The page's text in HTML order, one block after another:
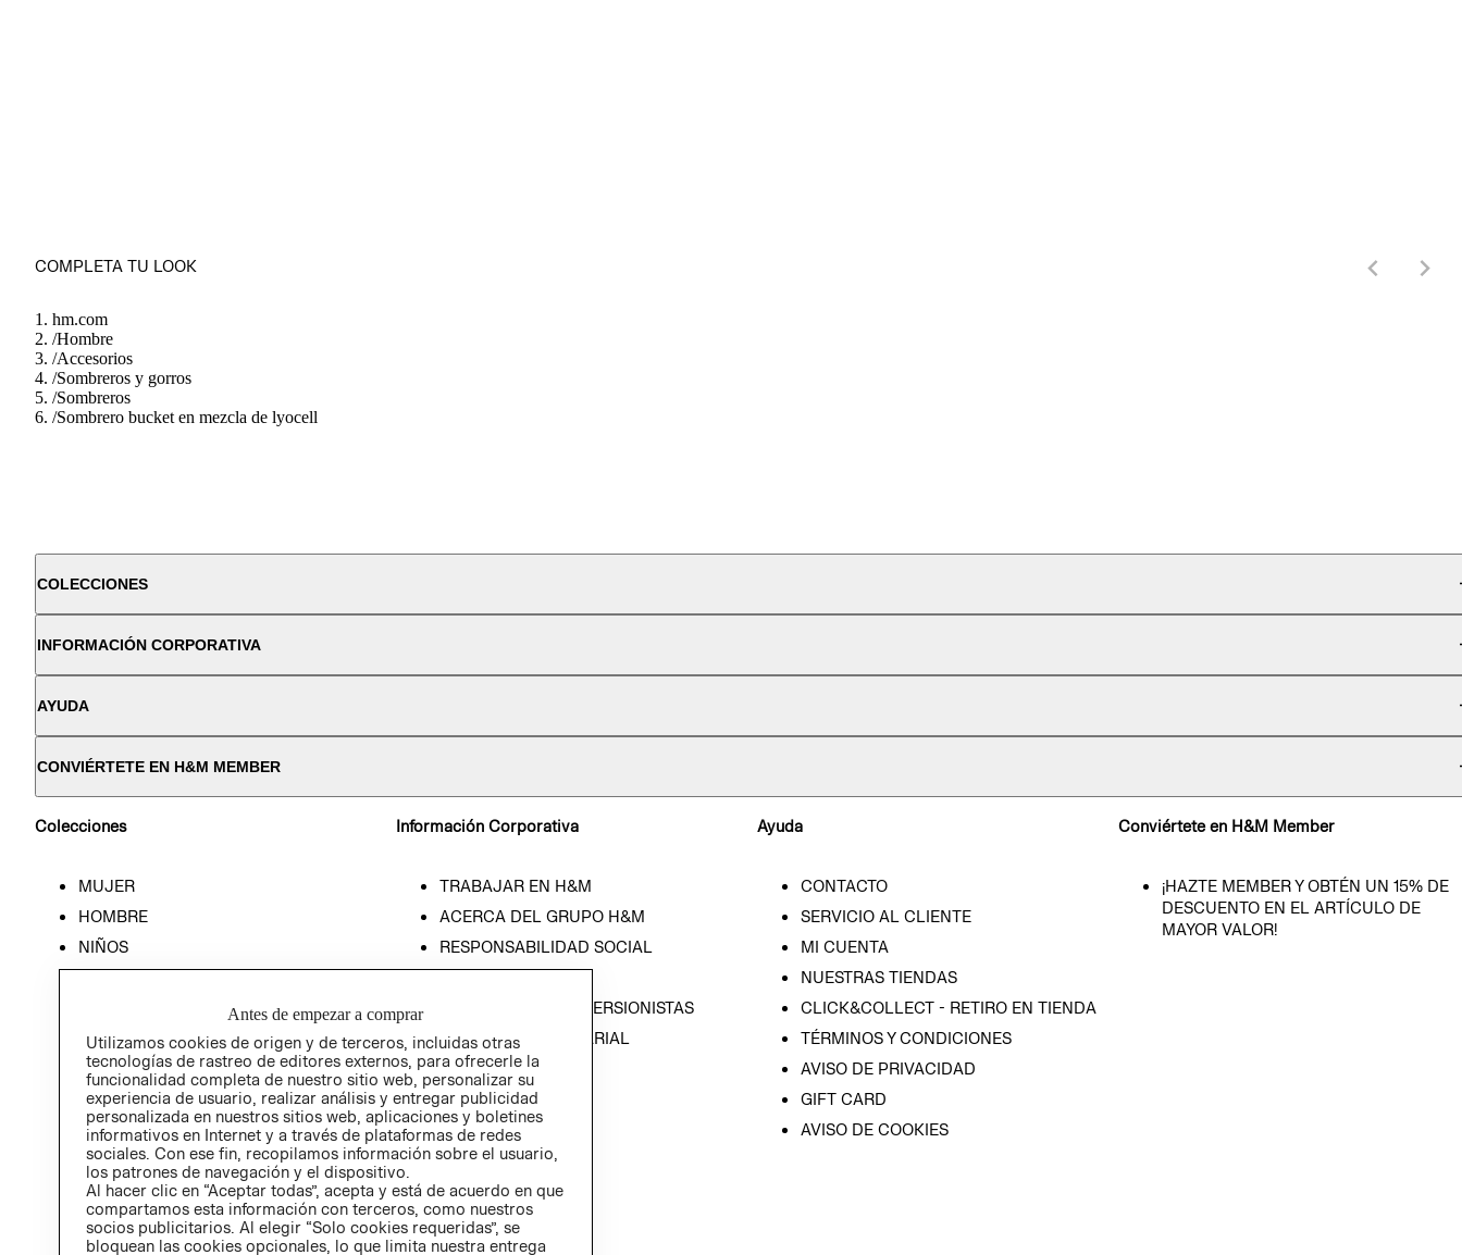
COMPLETA TU LOOK
hm.com
/Hombre
/Accesorios
/Sombreros y gorros
/Sombreros
/Sombrero bucket en mezcla de lyocell
COLECCIONES
INFORMACIÓN CORPORATIVA
AYUDA
CONVIÉRTETE EN H&M MEMBER
Colecciones
MUJER
HOMBRE
NIÑOS
Información Corporativa
TRABAJAR EN H&M
ACERCA DEL GRUPO H&M
RESPONSABILIDAD SOCIAL
RELACIÓN CON INVERSIONISTAS
POLÍTICA EMPRESARIAL
Ayuda
CONTACTO
SERVICIO AL CLIENTE
MI CUENTA
NUESTRAS TIENDAS
CLICK&COLLECT - RETIRO EN TIENDA
TÉRMINOS Y CONDICIONES
AVISO DE PRIVACIDAD
GIFT CARD
AVISO DE COOKIES
Conviértete en H&M Member
¡HAZTE MEMBER Y OBTÉN UN 15% DE
DESCUENTO EN EL ARTÍCULO DE
MAYOR VALOR!
Antes de empezar a comprar
Utilizamos cookies de origen y de terceros, incluidas otras
tecnologías de rastreo de editores externos, para ofrecerle la
funcionalidad completa de nuestro sitio web, personalizar su
experiencia de usuario, realizar análisis y entregar publicidad
personalizada en nuestros sitios web, aplicaciones y boletines
informativos en Internet y a través de plataformas de redes
sociales. Con ese fin, recopilamos información sobre el usuario,
los patrones de navegación y el dispositivo.
Al hacer clic en “Aceptar todas”, acepta y está de acuerdo en que
compartamos esta información con terceros, como nuestros
socios publicitarios. Al elegir “Solo cookies requeridas”, se
bloquean las cookies opcionales, lo que limita nuestra entrega